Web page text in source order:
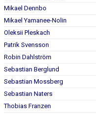
Mikael Dennbo
Mikael Yamanee-Nolin
Oleksii Pleskach
Patrik Svensson
Robin Dahlström
Sebastian Berglund
Sebastian Mossberg
Sebastian Naters
Thobias Franzen